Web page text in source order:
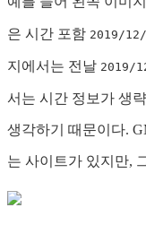
은 시간 포함 2019/
지에서는 전날 2019/
서는 시간 정보가 생
생각하기 때문이다.
는 사이트가 있지만,